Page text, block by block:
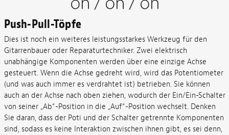
Push-Pull-Töpfe
Dies ist noch ein weiteres leistungsstarkes Werkzeug für den
Gitarrenbauer oder Reparaturtechniker. Zwei elektrisch
unabhängige Komponenten werden über eine einzige Achse
gesteuert. Wenn die Achse gedreht wird, wird das Potentiometer
(und was auch immer es verdrahtet ist) betrieben. Sie können
auch an der Achse nach oben ziehen, wodurch der Ein/Ein-Schalter
von seiner „Ab“-Position in die „Auf“-Position wechselt. Denken
Sie daran, dass der Poti und der Schalter getrennte Komponenten
sind, sodass es keine Interaktion zwischen ihnen gibt, es sei denn,